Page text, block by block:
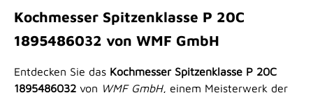
Kochmesser Spitzenklasse P 20C
1895486032 von WMF GmbH
Entdecken Sie das Kochmesser Spitzenklasse P 20C
1895486032 von WMF GmbH, einem Meisterwerk der